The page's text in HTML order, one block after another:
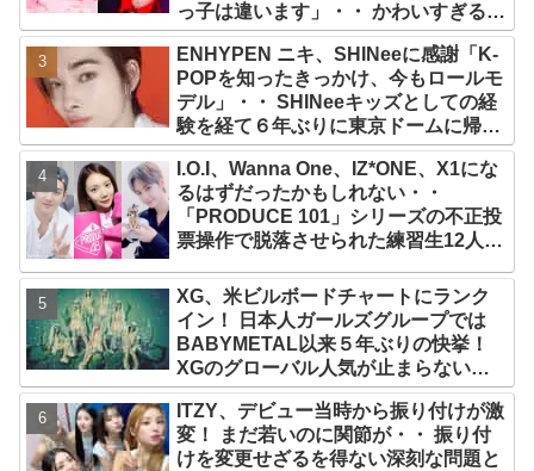
っ子は違います」・・ かわいすぎる２
人の会話に爆笑
ENHYPEN ニキ、SHINeeに感謝「K-
POPを知ったきっかけ、今もロールモ
デル」・・ SHINeeキッズとしての経
験を経て６年ぶりに東京ドームに帰還
した感想は？
I.O.I、Wanna One、IZ*ONE、X1にな
るはずだったかもしれない・・
「PRODUCE 101」シリーズの不正投
票操作で脱落させられた練習生12人の
XG、米ビルボードチャートにランク
イン！ 日本人ガールズグループでは
BABYMETAL以来５年ぶりの快挙！
XGのグローバル人気が止まらない…
「コーチェラ2025」にも日本人唯一の
出演
ITZY、デビュー当時から振り付けが激
変！ まだ若いのに関節が・・ 振り付
けを変更せざるを得ない深刻な問題と